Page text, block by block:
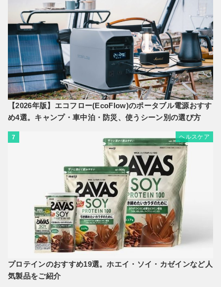
【2026年版】エコフロー(EcoFlow)のポータブル電源おすす
め4選。キャンプ・車中泊・防災、使うシーン別の選び方
7 ヘルスケア
プロテインのおすすめ19選。ホエイ・ソイ・カゼインなど人
気製品をご紹介